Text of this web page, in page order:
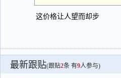
这价格让人望而却步
最新跟贴(跟贴2条 有9人参与)